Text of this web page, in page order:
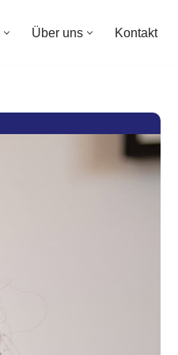
Über uns Kontakt